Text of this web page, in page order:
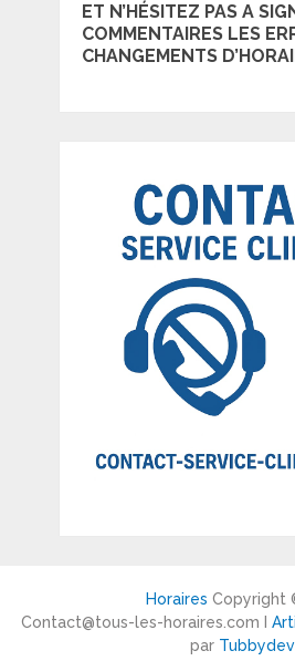
ET N’HÉSITEZ PAS A
COMMENTAIRES LES
CHANGEMENTS
Horaires Copyright
Contact@tous-les-horaires.com I
par Tubbydev